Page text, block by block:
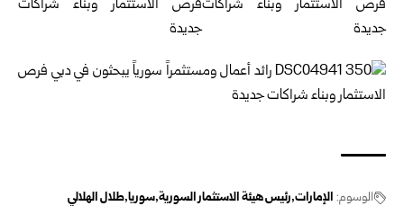
الوسوم: الإمارات رئيس هيئة الاستثمار السورية سوريا طلال الهلالي